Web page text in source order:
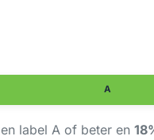
A
label A of beter en